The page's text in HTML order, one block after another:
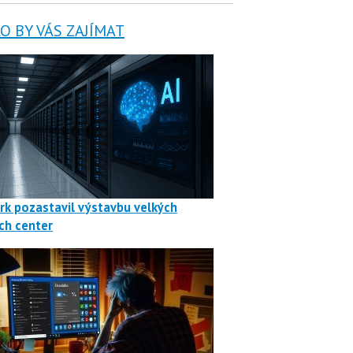
BY VÁS ZAJÍMAT
pozastavil výstavbu velkých
center